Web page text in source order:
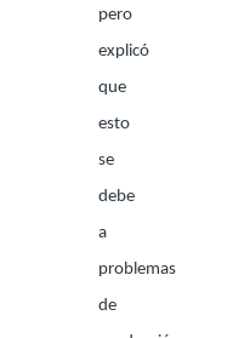
pero
explicó
que
esto
se
debe
a
problemas
de